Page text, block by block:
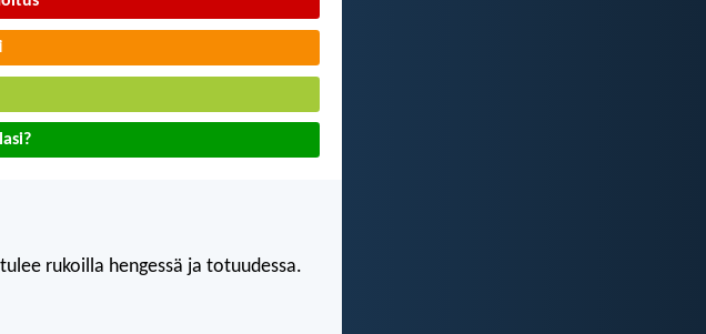
rukoilla hengessä ja totuudessa.